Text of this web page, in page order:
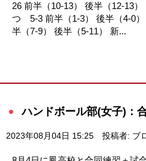
26 前半（10-13） 後半（12-13
つ 5-3 前半（1-3） 後半（4-0
半（7-9） 後半（5-11） 新...
ハンドボール部(女子)：
2023年08月04日 15:25 投稿者: ブ